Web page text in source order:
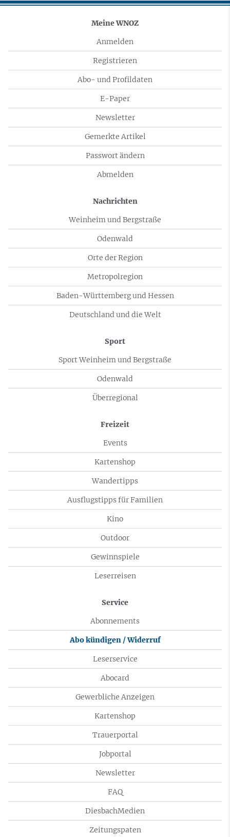
Meine WNOZ
Anmelden
Registrieren
Abo- und Profildaten
E-Paper
Newsletter
Gemerkte Artikel
Passwort ändern
Abmelden
Nachrichten
Weinheim und Bergstraße
Odenwald
Orte der Region
Metropolregion
Baden-Württemberg und Hessen
Deutschland und die Welt
Sport
Sport Weinheim und Bergstraße
Odenwald
Überregional
Freizeit
Events
Kartenshop
Wandertipps
Ausflugstipps für Familien
Kino
Outdoor
Gewinnspiele
Leserreisen
Service
Abonnements
Abo kündigen / Widerruf
Leserservice
Abocard
Gewerbliche Anzeigen
Kartenshop
Trauerportal
Jobportal
Newsletter
FAQ
DiesbachMedien
Zeitungspaten